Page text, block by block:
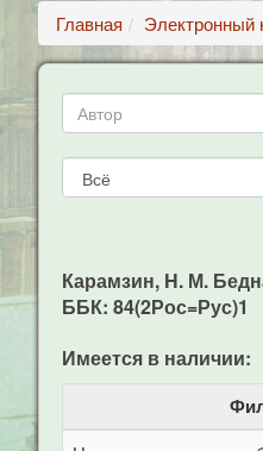
Главная Электронный
Карамзин, H. М.
ББК: 84(2Рос=Рус)1
Имеется в наличии: